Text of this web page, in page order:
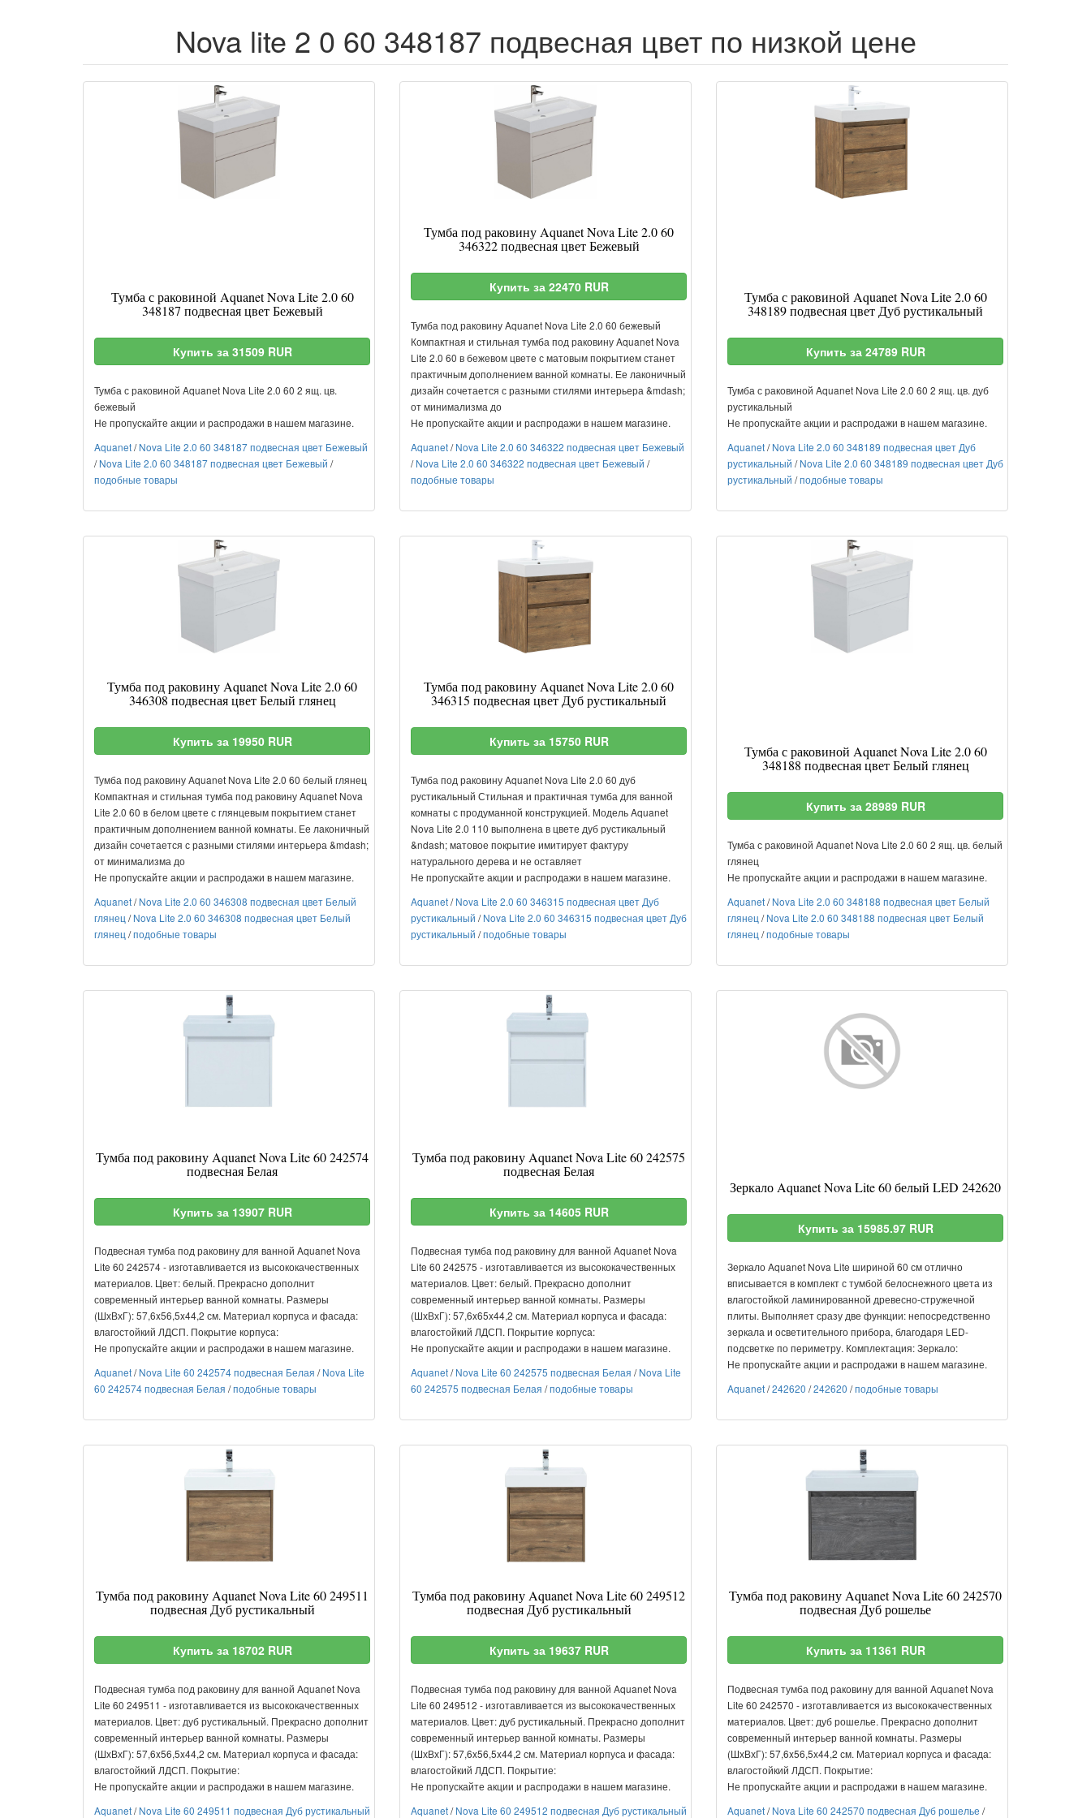
Nova lite 2 0 60 348187 подвесная цвет по низкой цене
Тумба с раковиной Aquanet Nova Lite 2.0 60
348187 подвесная цвет Бежевый
Купить за 31509 RUR
Тумба с раковиной Aquanet Nova Lite 2.0 60 2 ящ. цв.
бежевый
Не пропускайте акции и распродажи в нашем магазине.
Aquanet/Nova Lite 2.0 60 348187 подвесная цвет Бежевый
/Nova Lite 2.0 60 348187 подвесная цвет Бежевый /
подобные товары
Тумба под раковину Aquanet Nova Lite 2.0 60
346322 подвесная цвет Бежевый
Купить за 22470 RUR
Тумба под раковину Aquanet Nova Lite 2.0 60 бежевый
Компактная и стильная тумба под раковину Aquanet Nova
Lite 2.0 60 в бежевом цвете с матовым покрытием станет
практичным дополнением ванной комнаты. Ее лаконичный
дизайн сочетается с разными стилями интерьера &mdash;
от минимализма до
Не пропускайте акции и распродажи в нашем магазине.
Aquanet/Nova Lite 2.0 60 346322 подвесная цвет Бежевый
/Nova Lite 2.0 60 346322 подвесная цвет Бежевый /
подобные товары
Тумба с раковиной Aquanet Nova Lite 2.0 60
348189 подвесная цвет Дуб рустикальный
Купить за 24789 RUR
Тумба с раковиной Aquanet Nova Lite 2.0 60 2 ящ. цв. дуб
рустикальный
Не пропускайте акции и распродажи в нашем магазине.
Aquanet/Nova Lite 2.0 60 348189 подвесная цвет Дуб
рустикальный /Nova Lite 2.0 60 348189 подвесная цвет Дуб
рустикальный /подобные товары
Тумба под раковину Aquanet Nova Lite 2.0 60
346308 подвесная цвет Белый глянец
Купить за 19950 RUR
Тумба под раковину Aquanet Nova Lite 2.0 60 белый глянец
Компактная и стильная тумба под раковину Aquanet Nova
Lite 2.0 60 в белом цвете с глянцевым покрытием станет
практичным дополнением ванной комнаты. Ее лаконичный
дизайн сочетается с разными стилями интерьера &mdash;
от минимализма до
Не пропускайте акции и распродажи в нашем магазине.
Aquanet/Nova Lite 2.0 60 346308 подвесная цвет Белый
глянец /Nova Lite 2.0 60 346308 подвесная цвет Белый
глянец /подобные товары
Тумба под раковину Aquanet Nova Lite 2.0 60
346315 подвесная цвет Дуб рустикальный
Купить за 15750 RUR
Тумба под раковину Aquanet Nova Lite 2.0 60 дуб
рустикальный Стильная и практичная тумба для ванной
комнаты с продуманной конструкцией. Модель Aquanet
Nova Lite 2.0 110 выполнена в цвете дуб рустикальный
&ndash; матовое покрытие имитирует фактуру
натурального дерева и не оставляет
Не пропускайте акции и распродажи в нашем магазине.
Aquanet/Nova Lite 2.0 60 346315 подвесная цвет Дуб
рустикальный /Nova Lite 2.0 60 346315 подвесная цвет Дуб
рустикальный /подобные товары
Тумба с раковиной Aquanet Nova Lite 2.0 60
348188 подвесная цвет Белый глянец
Купить за 28989 RUR
Тумба с раковиной Aquanet Nova Lite 2.0 60 2 ящ. цв. белый
глянец
Не пропускайте акции и распродажи в нашем магазине.
Aquanet/Nova Lite 2.0 60 348188 подвесная цвет Белый
глянец /Nova Lite 2.0 60 348188 подвесная цвет Белый
глянец /подобные товары
Тумба под раковину Aquanet Nova Lite 60 242574
подвесная Белая
Купить за 13907 RUR
Подвесная тумба под раковину для ванной Aquanet Nova
Lite 60 242574 - изготавливается из высококачественных
материалов. Цвет: белый. Прекрасно дополнит
современный интерьер ванной комнаты. Размеры
(ШхВхГ): 57,6x56,5x44,2 см. Материал корпуса и фасада:
влагостойкий ЛДСП. Покрытие корпуса:
Не пропускайте акции и распродажи в нашем магазине.
Aquanet/Nova Lite 60 242574 подвесная Белая /Nova Lite
60 242574 подвесная Белая /подобные товары
Тумба под раковину Aquanet Nova Lite 60 242575
подвесная Белая
Купить за 14605 RUR
Подвесная тумба под раковину для ванной Aquanet Nova
Lite 60 242575 - изготавливается из высококачественных
материалов. Цвет: белый. Прекрасно дополнит
современный интерьер ванной комнаты. Размеры
(ШхВхГ): 57,6x65x44,2 см. Материал корпуса и фасада:
влагостойкий ЛДСП. Покрытие корпуса:
Не пропускайте акции и распродажи в нашем магазине.
Aquanet/Nova Lite 60 242575 подвесная Белая /Nova Lite
60 242575 подвесная Белая /подобные товары
Зеркало Aquanet Nova Lite 60 белый LED 242620
Купить за 15985.97 RUR
Зеркало Aquanet Nova Lite шириной 60 см отлично
вписывается в комплект с тумбой белоснежного цвета из
влагостойкой ламинированной древесно-стружечной
плиты. Выполняет сразу две функции: непосредственно
зеркала и осветительного прибора, благодаря LED-
подсветке по периметру. Комплектация: Зеркало:
Не пропускайте акции и распродажи в нашем магазине.
Aquanet/242620 /242620 /подобные товары
Тумба под раковину Aquanet Nova Lite 60 249511
подвесная Дуб рустикальный
Купить за 18702 RUR
Подвесная тумба под раковину для ванной Aquanet Nova
Lite 60 249511 - изготавливается из высококачественных
материалов. Цвет: дуб рустикальный. Прекрасно дополнит
современный интерьер ванной комнаты. Размеры
(ШхВхГ): 57,6x56,5x44,2 см. Материал корпуса и фасада:
влагостойкий ЛДСП. Покрытие:
Не пропускайте акции и распродажи в нашем магазине.
Aquanet/Nova Lite 60 249511 подвесная Дуб рустикальный
Тумба под раковину Aquanet Nova Lite 60 249512
подвесная Дуб рустикальный
Купить за 19637 RUR
Подвесная тумба под раковину для ванной Aquanet Nova
Lite 60 249512 - изготавливается из высококачественных
материалов. Цвет: дуб рустикальный. Прекрасно дополнит
современный интерьер ванной комнаты. Размеры
(ШхВхГ): 57,6x56,5x44,2 см. Материал корпуса и фасада:
влагостойкий ЛДСП. Покрытие:
Не пропускайте акции и распродажи в нашем магазине.
Aquanet/Nova Lite 60 249512 подвесная Дуб рустикальный
Тумба под раковину Aquanet Nova Lite 60 242570
подвесная Дуб рошелье
Купить за 11361 RUR
Подвесная тумба под раковину для ванной Aquanet Nova
Lite 60 242570 - изготавливается из высококачественных
материалов. Цвет: дуб рошелье. Прекрасно дополнит
современный интерьер ванной комнаты. Размеры
(ШхВхГ): 57,6x56,5x44,2 см. Материал корпуса и фасада:
влагостойкий ЛДСП. Покрытие:
Не пропускайте акции и распродажи в нашем магазине.
Aquanet/Nova Lite 60 242570 подвесная Дуб рошелье /